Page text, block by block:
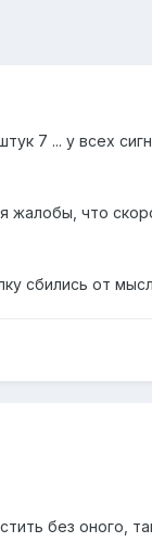
7 ... у всех
что
сбились от
без оного,